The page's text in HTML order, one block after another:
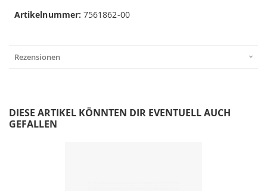
Artikelnummer:7561862-00
Rezensionen
DIESE ARTIKEL KÖNNTEN DIR EVENTUELL AUCH
GEFALLEN